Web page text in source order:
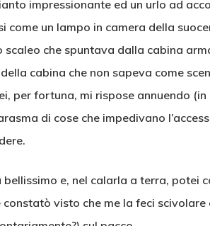
impressionante ed un urlo ad
come un lampo in camera della
che spuntava dalla cabina
cabina che non sapeva come
per fortuna, mi rispose annuendo
di cose che impedivano
e, nel calarla a terra, potei
visto che me la feci